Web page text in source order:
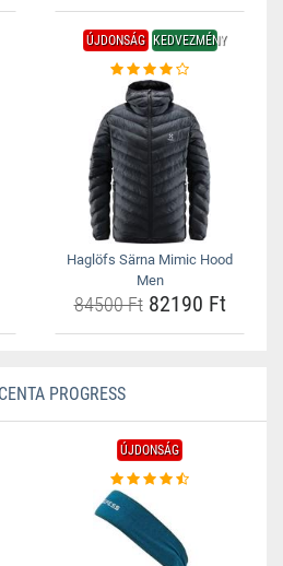
ÚJDONSÁG KEDVEZMÉNY
Haglöfs Särna Mimic Hood
Men
84500 Ft82190 Ft
PROGRESS
ÚJDONSÁG